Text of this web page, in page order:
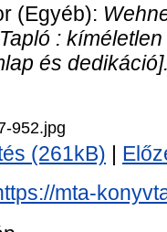
(Egyéb):
:
és
952.jpg
(261kB)
mta-